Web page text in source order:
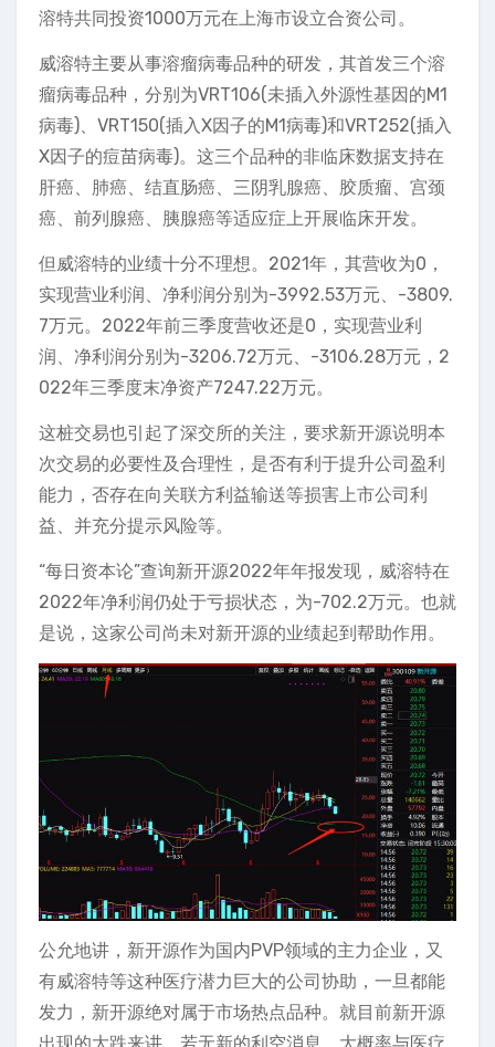
溶特共同投资1000万元在上海市设立合资公司。
威溶特主要从事溶瘤病毒品种的研发，其首发三个溶
瘤病毒品种，分别为VRT106(未插入外源性基因的M1
病毒)、VRT150(插入X因子的M1病毒)和VRT252(插入
X因子的痘苗病毒)。这三个品种的非临床数据支持在
肝癌、肺癌、结直肠癌、三阴乳腺癌、胶质瘤、宫颈
癌、前列腺癌、胰腺癌等适应症上开展临床开发。
但威溶特的业绩十分不理想。2021年，其营收为0，
实现营业利润、净利润分别为-3992.53万元、-3809.
7万元。2022年前三季度营收还是0，实现营业利
润、净利润分别为-3206.72万元、-3106.28万元，2
022年三季度末净资产7247.22万元。
这桩交易也引起了深交所的关注，要求新开源说明本
次交易的必要性及合理性，是否有利于提升公司盈利
能力，否存在向关联方利益输送等损害上市公司利
益、并充分提示风险等。
“每日资本论”查询新开源2022年年报发现，威溶特在
2022年净利润仍处于亏损状态，为-702.2万元。也就
是说，这家公司尚未对新开源的业绩起到帮助作用。
公允地讲，新开源作为国内PVP领域的主力企业，又
有威溶特等这种医疗潜力巨大的公司协助，一旦都能
发力，新开源绝对属于市场热点品种。就目前新开源
出现的大跌来讲，若无新的利空消息，大概率与医疗